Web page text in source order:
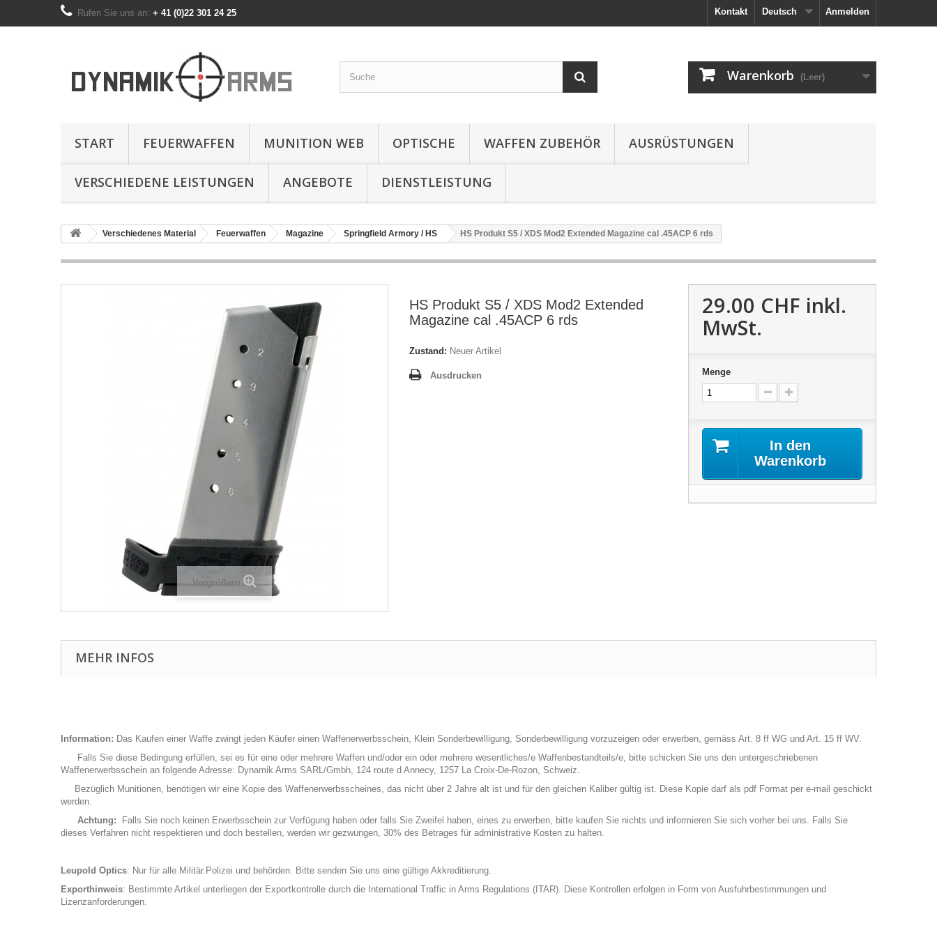
Anmelden
Deutsch
Kontakt
Rufen Sie uns an: + 41 (0)22 301 24 25
Warenkorb (Leer)
START FEUERWAFFEN MUNITION WEB OPTISCHE WAFFEN ZUBEHÖR AUSRÜSTUNGEN
VERSCHIEDENE LEISTUNGEN ANGEBOTE DIENSTLEISTUNG
Verschiedenes Material Feuerwaffen Magazine Springfield Armory / HS HS Produkt S5 / XDS Mod2 Extended Magazine cal .45ACP 6 rds
Vergrößern
HS Produkt S5 / XDS Mod2 Extended
Magazine cal .45ACP 6 rds
Zustand: Neuer Artikel
Ausdrucken
29.00 CHF inkl.
MwSt.
Menge
In den
Warenkorb
MEHR INFOS
Information: Das Kaufen einer Waffe zwingt jeden Käufer einen Waffenerwerbsschein, Klein Sonderbewilligung, Sonderbewilligung vorzuzeigen oder erwerben, gemäss Art. 8 ff WG und Art. 15 ff WV.
Falls Sie diese Bedingung erfüllen, sei es für eine oder mehrere Waffen und/oder ein oder mehrere wesentliches/e Waffenbestandteils/e, bitte schicken Sie uns den untergeschriebenen
Waffenerwerbsschein an folgende Adresse: Dynamik Arms SARL/Gmbh, 124 route d Annecy, 1257 La Croix-De-Rozon, Schweiz.
Bezüglich Munitionen, benötigen wir eine Kopie des Waffenerwerbsscheines, das nicht über 2 Jahre alt ist und für den gleichen Kaliber gültig ist. Diese Kopie darf als pdf Format per e-mail geschickt
werden.
Achtung: Falls Sie noch keinen Erwerbsschein zur Verfügung haben oder falls Sie Zweifel haben, eines zu erwerben, bitte kaufen Sie nichts und informieren Sie sich vorher bei uns. Falls Sie
dieses Verfahren nicht respektieren und doch bestellen, werden wir gezwungen, 30% des Betrages für administrative Kosten zu halten.
Leupold Optics: Nur für alle Militär.Polizei und behörden. Bitte senden Sie uns eine gültige Akkreditierung.
Exporthinweis: Bestimmte Artikel unterliegen der Exportkontrolle durch die International Traffic in Arms Regulations (ITAR). Diese Kontrollen erfolgen in Form von Ausfuhrbestimmungen und
Lizenzanforderungen.